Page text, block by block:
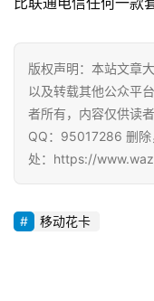
赚
评
手
赚
P
版权声明：本站文章
以及转载其他公众平
者所有，内容仅供读
QQ：95017286 删除
处：https://
移动花卡